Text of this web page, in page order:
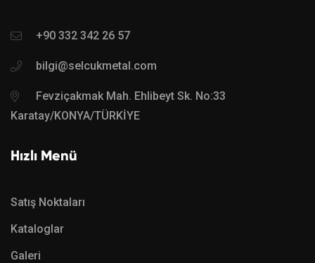
+90 332 342 26 57
bilgi@selcukmetal.com
Fevziçakmak Mah. Ehlibeyt Sk. No:33
Karatay/KONYA/TÜRKİYE
Hızlı Menü
Satış Noktaları
Kataloglar
Galeri